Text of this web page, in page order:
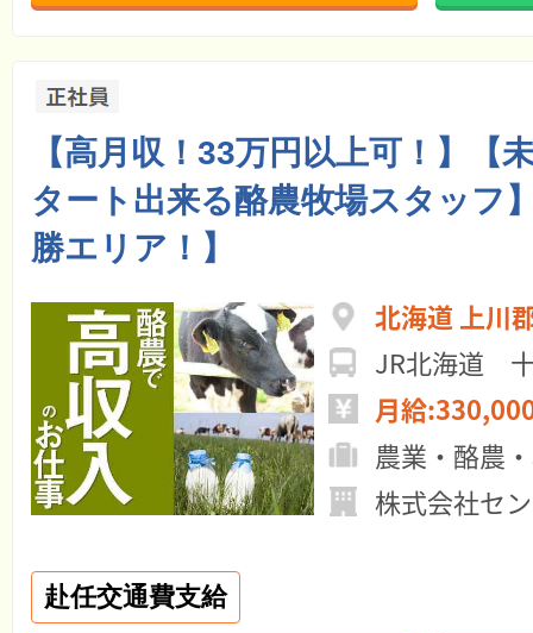
【高月収！33万円以上可！】【
タート出来る酪農牧場スタッフ
勝エリア！】
北海道 上川
JR北海道
月給
農業・酪農
株式会社セ
赴任交通費支給